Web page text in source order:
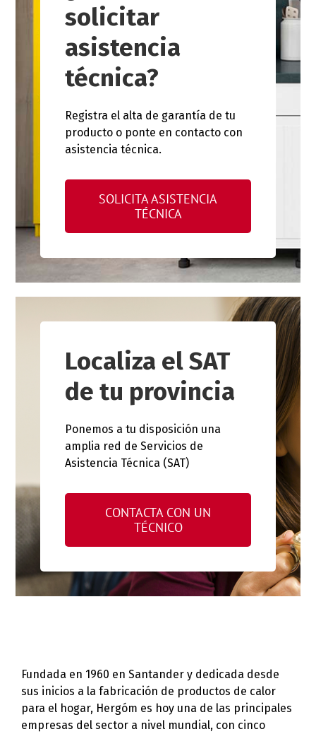
solicitar
asistencia
técnica?
Registra el alta de garantía de tu
producto o ponte en contacto con
asistencia técnica.
SOLICITA ASISTENCIA
TÉCNICA
Localiza el SAT
de tu provincia
Ponemos a tu disposición una
amplia red de Servicios de
Asistencia Técnica (SAT)
CONTACTA CON UN
TÉCNICO
Fundada en 1960 en Santander y dedicada desde
sus inicios a la fabricación de productos de calor
para el hogar, Hergóm es hoy una de las principales
empresas del sector a nivel mundial, con cinco